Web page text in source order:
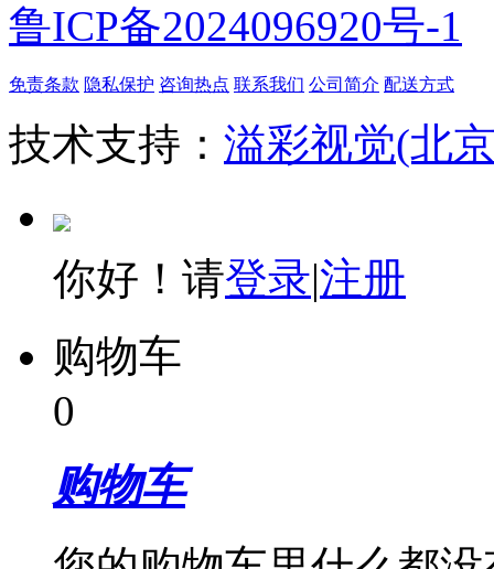
鲁ICP备2024096920号-1
免责条款 隐私保护 咨询热点 联系我们 公司简介 配送方式
技术支持： 溢彩视觉(北
你好！请登录|注册
购物车
0
购物车